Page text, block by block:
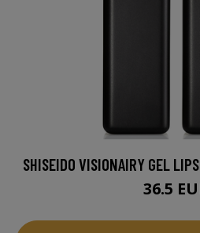
SHISEIDO VISIONAIRY GEL
36.5